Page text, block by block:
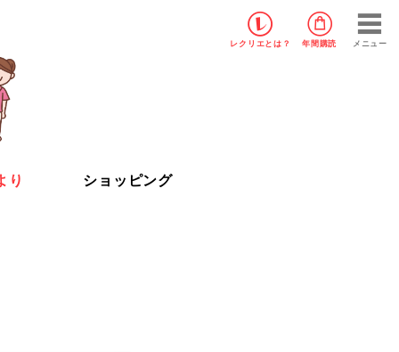
レクリエ とは？ 年間購読 メニュー
り ショッピング